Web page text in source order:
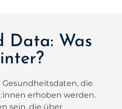
Data: Was
Gesundheitsdaten, die
erhoben werden.
sein, die über